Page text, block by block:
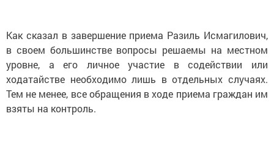
Как сказал в завершение приема Разиль Исмагилович,
в своем большинстве вопросы решаемы на местном
уровне, а его личное участие в содействии или
ходатайстве необходимо лишь в отдельных случаях.
Тем не менее, все обращения в ходе приема граждан им
взяты на контроль.